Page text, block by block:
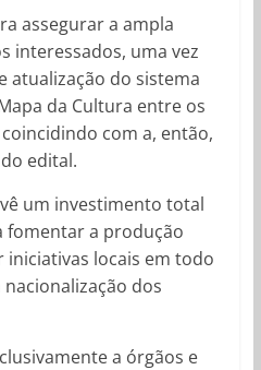
assegurar a ampla
interessados, uma vez
atualização do sistema
da Cultura entre os
com a, então,
edital.
um investimento total
fomentar a produção
locais em todo
dos
a órgãos e